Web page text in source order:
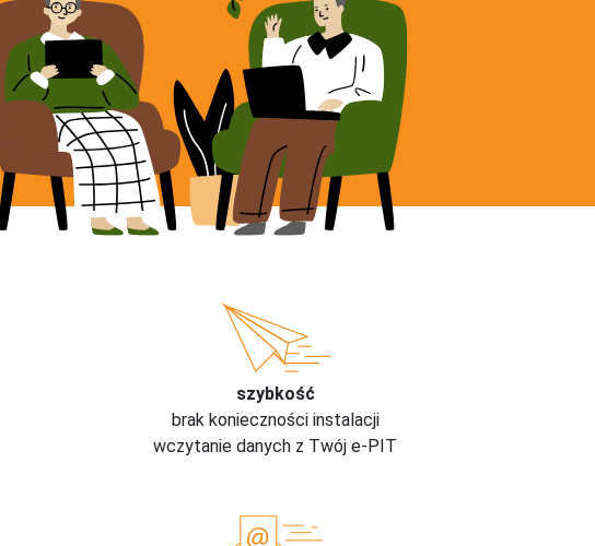
szybkość
brak konieczności instalacji
wczytanie danych z Twój e-PIT